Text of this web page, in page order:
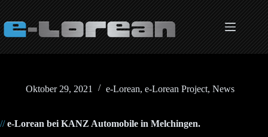
springen
Oktober 29, 2021 e-Lorean, e-Lorean Project, News
//e-Lorean bei KANZ Automobile in Melchingen.